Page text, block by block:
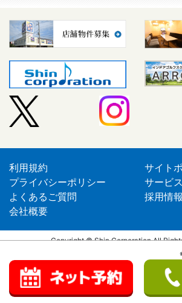
利用規約
サイト
プライバシーポリシー
サービ
よくあるご質問
採用情報
会社概要
Copyright © Shin Corporation All